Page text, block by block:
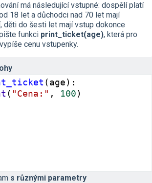
má následující vstupné: dospělí platí
18 let a důchodci nad 70 let mají
děti do šesti let mají vstup dokonce
funkci print_ticket(age), která pro
cenu vstupenky.
(age):
( "Cena:" , 100)
s různými parametry